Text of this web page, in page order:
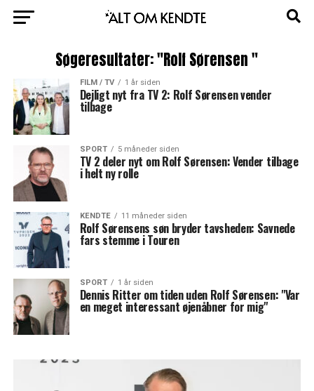
Søgeresultater: "Rolf Sørensen "
FILM / TV 1 år siden
Dejligt nyt fra TV 2: Rolf Sørensen vender
tilbage
SPORT 5 måneder siden
TV 2 deler nyt om Rolf Sørensen: Vender tilbage
i helt ny rolle
KENDTE 11 måneder siden
Rolf Sørensens søn bryder tavsheden: Savnede
fars stemme i Touren
SPORT 1 år siden
Dennis Ritter om tiden uden Rolf Sørensen: "Var
en meget interessant øjenåbner for mig"